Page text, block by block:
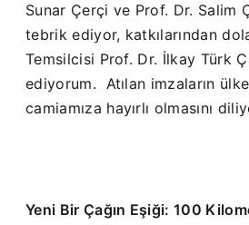
Sunar Çerçi ve Prof. Dr. Salim
tebrik ediyor, katkılarından
Temsilcisi Prof. Dr. İlkay Türk
ediyorum. Atılan imzaların
camiamıza hayırlı olmasını
Yeni Bir Çağın Eşiği: 100